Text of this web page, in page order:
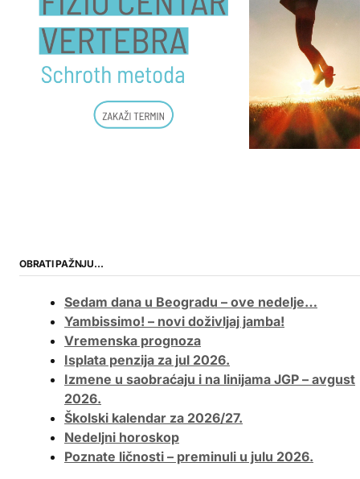
OBRATI PAŽNJU…
Sedam dana u Beogradu – ove nedelje…
Yambissimo! – novi doživljaj jamba!
Vremenska prognoza
Isplata penzija za jul 2026.
Izmene u saobraćaju i na linijama JGP – avgust
2026.
Školski kalendar za 2026/27.
Nedeljni horoskop
Poznate ličnosti – preminuli u julu 2026.